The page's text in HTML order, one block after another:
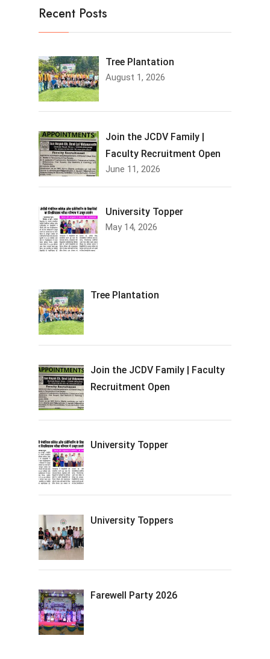
Recent Posts
Tree Plantation
August 1, 2026
Join the JCDV Family |
Faculty Recruitment Open
June 11, 2026
University Topper
May 14, 2026
Tree Plantation
Join the JCDV Family | Faculty
Recruitment Open
University Topper
University Toppers
Farewell Party 2026